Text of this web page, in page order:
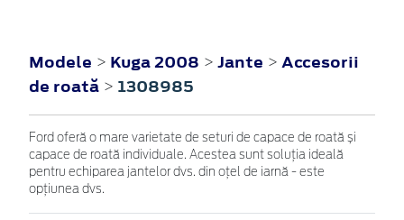
Modele > Kuga 2008 > Jante > Accesorii
de roată > 1308985
Ford oferă o mare varietate de seturi de capace de roată și
capace de roată individuale. Acestea sunt soluția ideală
pentru echiparea jantelor dvs. din oțel de iarnă - este
opțiunea dvs.